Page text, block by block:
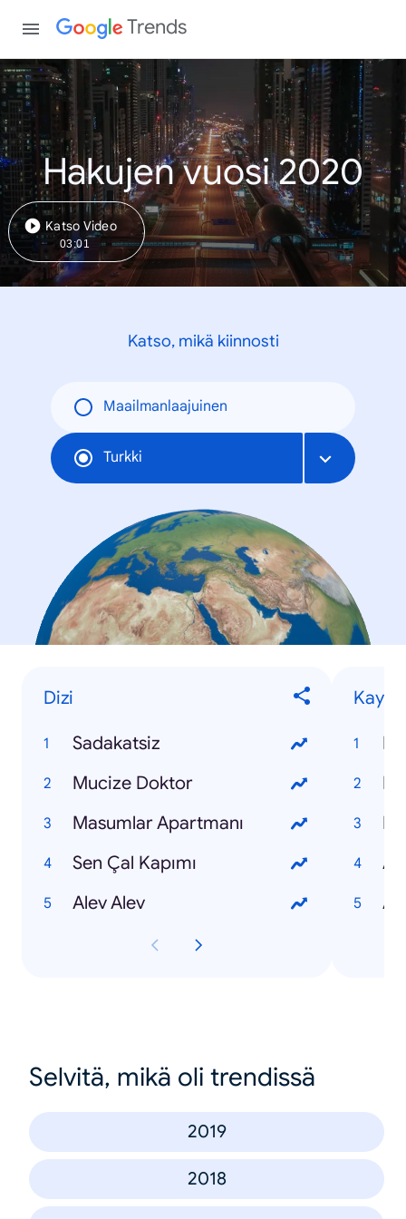
Trends
Hakujen vuosi 2020
Katso Video
03:01
Katso, mikä kiinnosti
Maailmanlaajuinen
Turkki
Dizi
Sadakatsiz
Mucize Doktor
Masumlar Apartmanı
Sen Çal Kapımı
Alev Alev
Selvitä, mikä oli trendissä
2019
2018